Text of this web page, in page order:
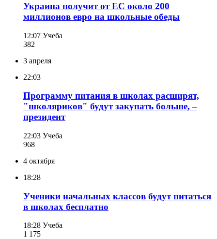
Украина получит от ЕС около 200
миллионов евро на школьные обеды
12:07 Учеба
382
3 апреля
22:03
Программу питания в школах расширят,
"школяриков" будут закупать больше, –
президент
22:03 Учеба
968
4 октября
18:28
Ученики начальных классов будут питаться
в школах бесплатно
18:28 Учеба
1 175